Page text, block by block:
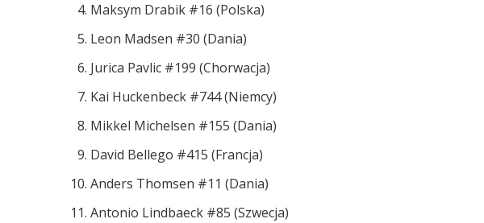
Maksym Drabik #16 (Polska)
Leon Madsen #30 (Dania)
Jurica Pavlic #199 (Chorwacja)
Kai Huckenbeck #744 (Niemcy)
Mikkel Michelsen #155 (Dania)
David Bellego #415 (Francja)
Anders Thomsen #11 (Dania)
Antonio Lindbaeck #85 (Szwecja)